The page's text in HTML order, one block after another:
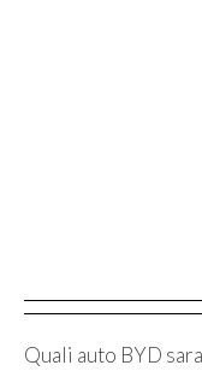
Quali auto BYD